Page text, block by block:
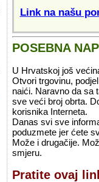
Link na našu
POSEBNA
U Hrvatskoj još
Otvori trgovinu,
naići. Naravno da sa
sve veći broj obrta.
korisnika Interneta.
Danas svi sve
poduzmete jer ćete
Može i drugačije.
smjeru.
Pratite ovaj